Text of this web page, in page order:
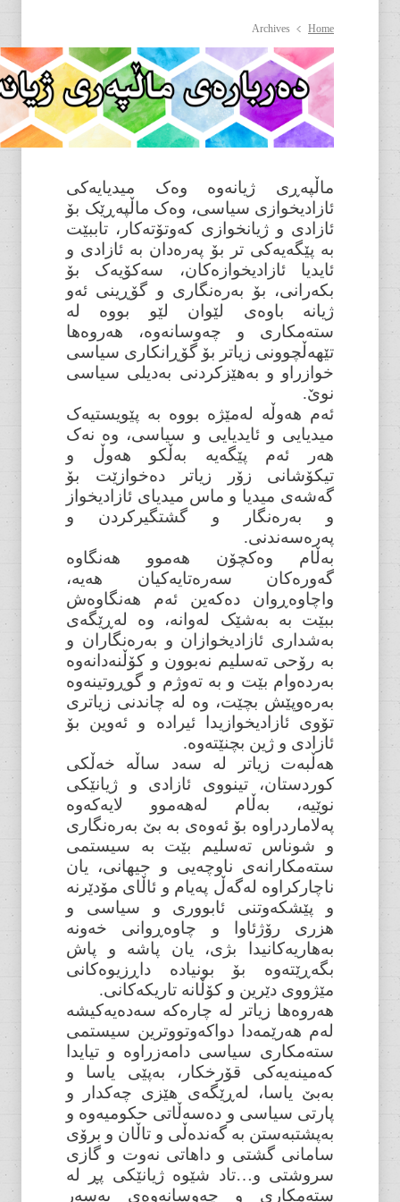
Archives
ماڵپەڕی ژیانەوە وەک میدیایەکی
ئازادیخوازی سیاسی، وەک ماڵپەڕێک بۆ
ئازادی و ژیانخوازی کەوتۆتەکار، تاببێت
بە پێگەیەکی تر بۆ پەرەدان بە ئازادی و
ئایدیا ئازادیخوازەکان، سەکۆیەک بۆ
بکەرانی، بۆ بەرەنگاری و گۆڕینی ئەو
ژیانە باوەی لێوان لێو بووە لە
ستەمکاری و چەوسانەوە، هەروەها
تێهەڵچوونی زیاتر بۆ گۆڕانکاری سیاسی
خوازراو و بەهێزکردنی بەدیلی سیاسی
ئەم هەوڵە لەمێژە بووە بە پێویستیەک
میدیایی و ئایدیایی و سیاسی، وە نەک
هەر ئەم پێگەیە بەڵکو هەوڵ و
تیکۆشانی زۆر زیاتر دەخوازێت بۆ
گەشەی میدیا و ماس میدیای ئازادیخواز
و بەرەنگار و گشتگیرکردن و
پەرەسەندنی.
بەڵام وەکچۆن هەموو هەنگاوە
گەورەکان سەرەتایەکیان هەیە،
واچاوەڕوان دەکەین ئەم هەنگاوەش
ببێت بە بەشێک لەوانە، وە لەڕێگەی
بەشداری ئازادیخوازان و بەرەنگاران و
بە رۆحی تەسلیم نەبوون و کۆڵنەدانەوە
بەردەوام بێت و بە تەوژم و گوڕوتینەوە
بەرەوپێش بچێت، وە لە چاندنی زیاتری
تۆوی ئازادیخوازیدا ئیرادە و ئەوین بۆ
ئازادی و ژین بچنێتەوە.
هەڵبەت زیاتر لە سەد ساڵە خەڵکی
کوردستان، تینووی ئازادی و ژیانێکی
نوێیە، بەڵام لەهەموو لایەکەوە
پەلاماردراوە بۆ ئەوەی بە بێ بەرەنگاری
و شوناس تەسلیم بێت بە سیستمی
ستەمکارانەی ناوچەیی و جیهانی، یان
ناچارکراوە لەگەڵ پەیام و ئاڵای مۆدێرنە
و پێشکەوتنی ئابووری و سیاسی و
هزری رۆژئاوا و چاوەڕوانی خەونە
بەهاریەکانیدا بژی، یان پاشە و پاش
بگەڕێتەوە بۆ بونیادە داڕزیوەکانی
مێژووی دێرین و کۆڵانە تاریکەکانی.
هەروەها زیاتر لە چارەکە سەدەیەکیشە
لەم هەرێمەدا دواکەوتووترین سیستمی
ستەمکاری سیاسی دامەزراوە و تیایدا
کەمینەیەکی قۆرخکار، بەپێی یاسا و
بەبێ یاسا، لەڕێگەی هێزی چەکدار و
پارتی سیاسی و دەسەڵاتی حکومیەوە و
بەپشتبەستن بە گەندەڵی و تاڵان و برۆی
سامانی گشتی و داهاتی نەوت و گازی
سروشتی و…تاد شێوە ژیانێکی پڕ لە
ستەمکاری و چەوسانەوەی بەسەر